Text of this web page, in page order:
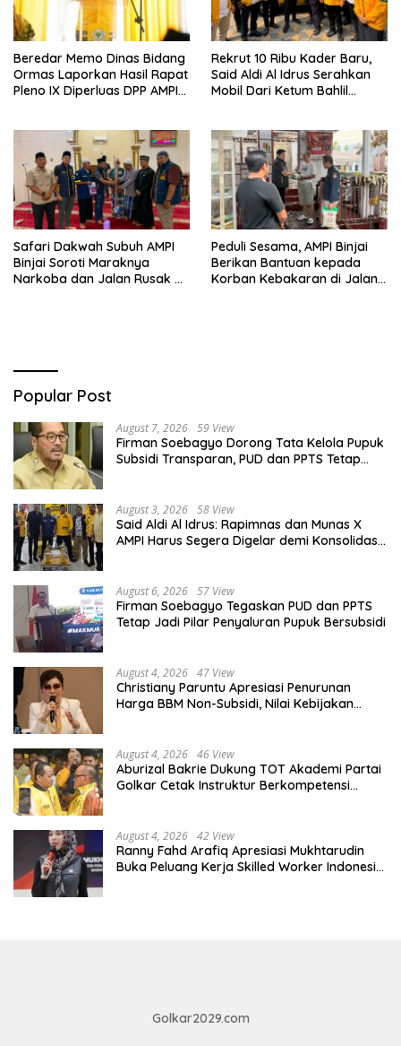
Beredar Memo Dinas Bidang
Ormas Laporkan Hasil Rapat
Pleno IX Diperluas DPP AMPI
Rekrut 10 Ribu Kader Baru,
Said Aldi Al Idrus Serahkan
Mobil Dari Ketum Bahlil
Safari Dakwah Subuh AMPI
Binjai Soroti Maraknya
Narkoba dan Jalan Rusak di
Peduli Sesama, AMPI Binjai
Berikan Bantuan kepada
Korban Kebakaran di Jalan
Popular Post
August 7, 2026 59 View
Firman Soebagyo Dorong Tata Kelola Pupuk
Subsidi Transparan, PUD dan PPTS Tetap
August 3, 2026 58 View
Said Aldi Al Idrus: Rapimnas dan Munas X
AMPI Harus Segera Digelar demi Konsolidasi
August 6, 2026 57 View
Firman Soebagyo Tegaskan PUD dan PPTS
Tetap Jadi Pilar Penyaluran Pupuk Bersubsidi
August 4, 2026 47 View
Christiany Paruntu Apresiasi Penurunan
Harga BBM Non-Subsidi, Nilai Kebijakan
August 4, 2026 46 View
Aburizal Bakrie Dukung TOT Akademi Partai
Golkar Cetak Instruktur Berkompetensi
August 4, 2026 42 View
Ranny Fahd Arafiq Apresiasi Mukhtarudin
Buka Peluang Kerja Skilled Worker Indonesia
Golkar2029.com